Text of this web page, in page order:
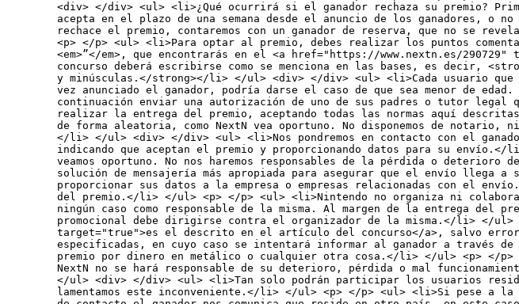
<div> </div> <ul> <li>¿Qué ocurrirá si el ganador rechaza su premio?
acepta en el plazo de una semana desde el anuncio de los ganadores, o
rechace el premio, contaremos con un ganador de reserva, que no se
<p> </p> <ul> <li>Para optar al premio, debes realizar los puntos
<em>”</em>, que encontrarás en el <a href="https://www.nextn.es/
concurso deberá escribirse como se menciona en las bases, es decir,
y minúsculas.</strong></li> </ul> <div> </div> <ul> <li>Cada usuario
vez anunciado el ganador, podría darse el caso de que sea menor de
continuación enviar una autorización de uno de sus padres o tutor legal
realizar la entrega del premio, aceptando todas las normas aquí
de forma aleatoria, como NextN vea oportuno. No disponemos de
</li> </ul> <div> </div> <ul> <li>Nos pondremos en contacto con el
indicando que aceptan el premio y proporcionando datos para su
veamos oportuno. No nos haremos responsables de la pérdida o
solución de mensajería más apropiada para asegurar que el envío llega
proporcionar sus datos a la empresa o empresas relacionadas con el
del premio.</li> </ul> <p> </p> <ul> <li>Nintendo no organiza ni
ningún caso como responsable de la misma. Al margen de la entrega del
promocional debe dirigirse contra el organizador de la misma.</li> </
target="true">es el descrito en el artículo del concurso</a>, salvo
especificadas, en cuyo caso se intentará informar al ganador a través
premio por dinero en metálico o cualquier otra cosa.</li> </ul> <p> </
NextN no se hará responsable de su deterioro, pérdida o mal
</ul> <div> </div> <ul> <li>Tan solo podrán participar los usuarios
lamentamos este inconveniente.</li> </ul> <p> </p> <ul> <li>Si pese a